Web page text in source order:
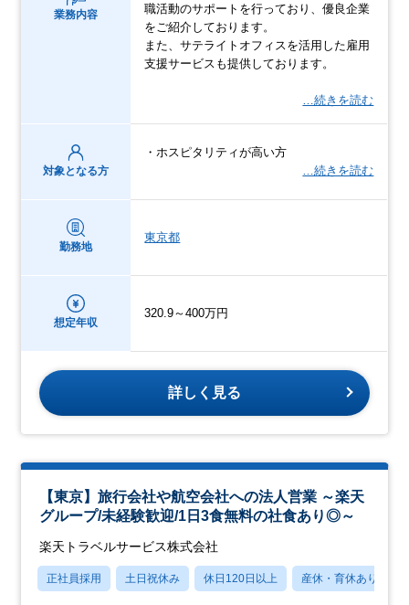
業務内容
職活動のサポートを行っており、優良企業
をご紹介しております。
また、サテライトオフィスを活用した雇用
支援サービスも提供しております。
…続きを読む
対象となる方
・ホスピタリティが高い方
…続きを読む
勤務地
東京都
想定年収
320.9～400万円
詳しく見る
【東京】旅行会社や航空会社への法人営業 ～楽天
グループ/未経験歓迎/1日3食無料の社食あり◎～
楽天トラベルサービス株式会社
正社員採用 土日祝休み 休日120日以上 産休・育休あり